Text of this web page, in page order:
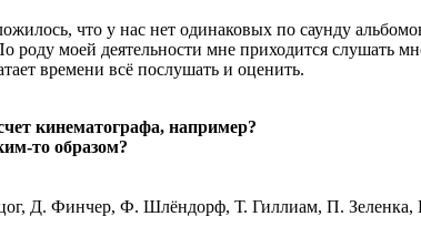
что у нас нет одинаковых по саунду
роду моей деятельности мне приходится слушать
времени всё послушать и оценить.
кинематографа, например?
то образом?
Д. Финчер, Ф. Шлёндорф, Т. Гиллиам, П. Зеленка,